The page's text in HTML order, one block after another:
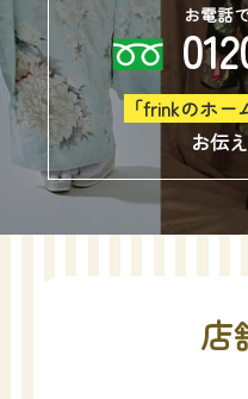
お電話
「frinkのホー
お伝
店